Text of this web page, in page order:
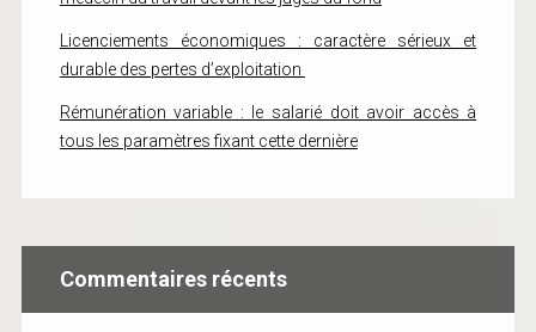
Licenciements économiques : caractère sérieux et
durable des pertes d’exploitation
Rémunération variable : le salarié doit avoir accès à
tous les paramètres fixant cette dernière
Commentaires récents